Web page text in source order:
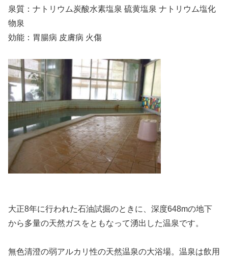
泉質：ナトリウム炭酸水素塩泉 硫黄塩泉 ナトリウム塩化
物泉
効能：胃腸病 皮膚病 火傷
大正8年に行われた石油試掘のときに、深度648mの地下
から多量の天然ガスをともなって湧出した温泉です。
無色清澄の弱アルカリ性の天然温泉の大浴場。温泉は飲用